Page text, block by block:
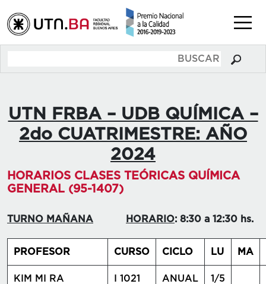
UTN FRBA – UDB QUÍMICA –
2do CUATRIMESTRE: AÑO
2024
HORARIOS CLASES TEÓRICAS QUÍMICA
GENERAL (95-1407)
TURNO MAÑANA HORARIO: 8:30 a 12:30 hs.
PROFESOR CURSO CICLO LU MA
KIM MI RA I 1021 ANUAL 1/5